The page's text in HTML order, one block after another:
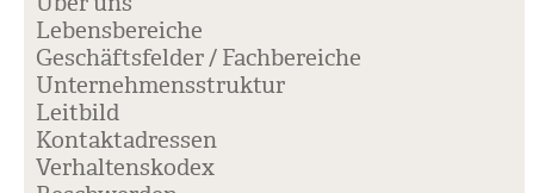
Lebensbereiche
Geschäftsfelder / Fachbereiche
Unternehmensstruktur
Leitbild
Kontaktadressen
Verhaltenskodex